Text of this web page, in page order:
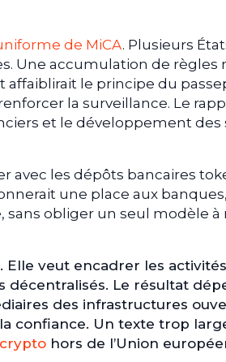
de MiCA. Plusieurs
Une accumulation de règles
le principe du
la surveillance. Le
et le développement des
avec les dépôts bancaires
une place aux
obliger un seul modèle
veut encadrer les
décentralisés. Le résultat
des infrastructures
confiance. Un texte trop
hors de l’Union